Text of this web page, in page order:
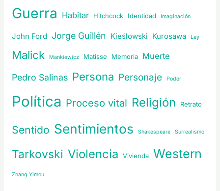
Guerra Habitar Hitchcock Identidad Imaginación
John Ford Jorge Guillén Kieślowski Kurosawa Ley
Malick Mankiewicz Matisse Memoria Muerte
Pedro Salinas Persona Personaje Poder
Política Proceso vital Religión Retrato
Sentido Sentimientos Shakespeare Surrealismo
Tarkovski Violencia Vivienda Western
Zhang Yimou